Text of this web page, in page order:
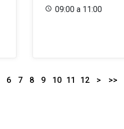
09:00 a 11:00
6 7 8 9 10 11 12 > >>